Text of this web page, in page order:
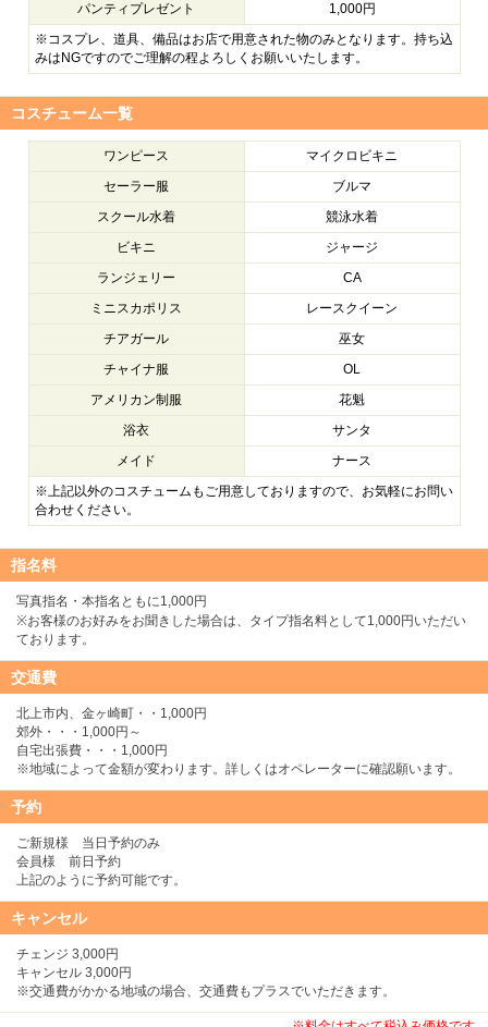
パンティプレゼント
1,000円
※コスプレ、道具、備品はお店で用意された物のみとなります。持ち込
みはNGですのでご理解の程よろしくお願いいたします。
コスチューム一覧
ワンピース
マイクロビキニ
セーラー服
ブルマ
スクール水着
競泳水着
ビキニ
ジャージ
ランジェリー
CA
ミニスカポリス
レースクイーン
チアガール
巫女
チャイナ服
OL
アメリカン制服
花魁
浴衣
サンタ
メイド
ナース
※上記以外のコスチュームもご用意しておりますので、お気軽にお問い
合わせください。
指名料
写真指名・本指名ともに1,000円
※お客様のお好みをお聞きした場合は、タイプ指名料として1,000円いただい
ております。
交通費
北上市内、金ヶ崎町・・1,000円
郊外・・・1,000円～
自宅出張費・・・1,000円
※地域によって金額が変わります。詳しくはオペレーターに確認願います。
予約
ご新規様 当日予約のみ
会員様 前日予約
上記のように予約可能です。
キャンセル
チェンジ 3,000円
キャンセル 3,000円
※交通費がかかる地域の場合、交通費もプラスでいただきます。